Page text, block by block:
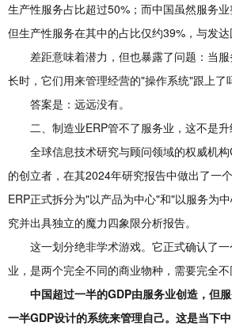
生产性服务占比超过50%；而中国虽然服务业
但生产性服务在其中的占比仅约39%，与发达
差距意味着潜力，但也暴露了问题：当
长时，它们用来管理经营的"操作系统"跟上了
答案是：远远没有。
二、制造业ERP管不了服务业，这不是
全球信息技术研究与顾问领域的权威机
的创立者，在其2024年研究报告中做出了
ERP正式拆分为"以产品为中心"和"以服务为
究并出具独立的魔力四象限分析报告。
这一划分绝非学术游戏。它正式确认了
业，是两个完全不同的商业物种，需要完全不
中国超过一半的GDP由服务业创造，但
一半GDP设计的系统来管理自己。这是当下